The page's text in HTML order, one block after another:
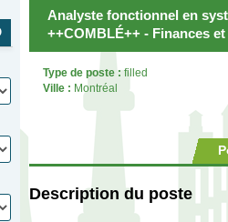
Analyste fonctionnel en
++COMBLÉ++ - Finances
Type de poste :filled
Ville : Montréal
Description du poste